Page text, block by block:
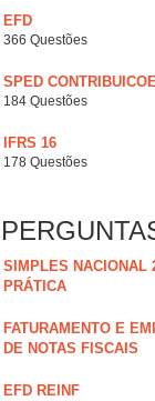
EFD
366 Questões
SPED
184 Questões
IFRS 16
178 Questões
SIMPLES NACIONAL
PRÁTICA
FATURAMENTO E
DE NOTAS FISCAIS
EFD REINF